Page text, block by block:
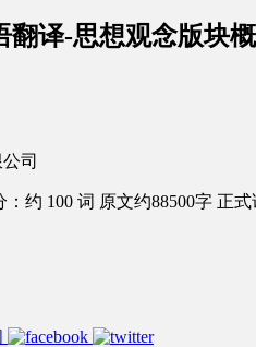
翻译-思想观念版块
司
：约 100 词 原文约88500字 正式